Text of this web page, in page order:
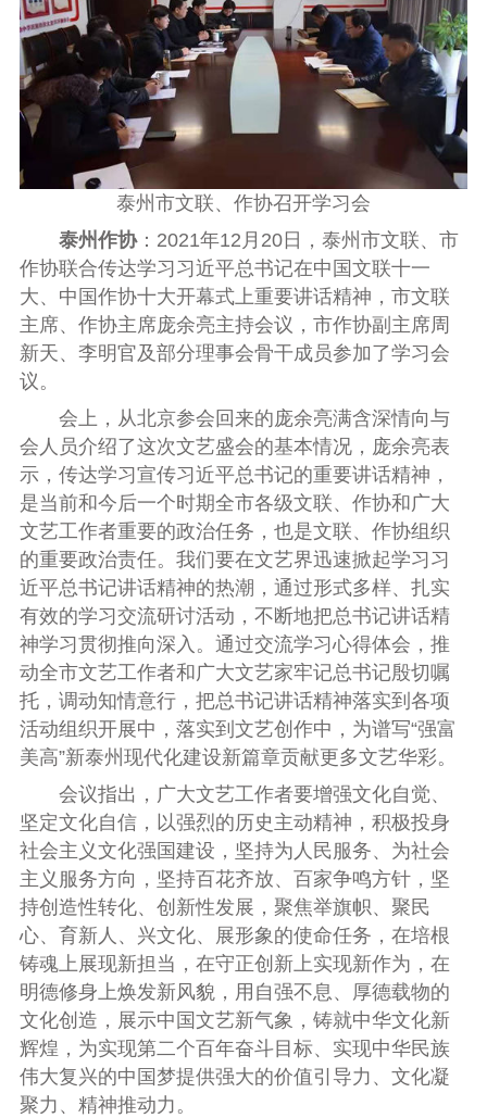
泰州市文联、作协召开学习会
泰州作协： 2021年12 月 20日，泰州市文联、市
作协联合传达学习习近平总书记在中国文联十一
大、中国作协十大开幕式上重要讲话精神，市文联
主席、作协主席庞余亮主持会议，市作协副主席周
新天、李明官及部分理事会骨干成员参加了学习会
议。
会上，从北京参会回来的庞余亮满含深情向与
会人员介绍了这次文艺盛会的基本情况，庞余亮表
示，传达学习宣传习近平总书记的重要讲话精神，
是当前和今后一个时期全市各级文联、作协和广大
文艺工作者重要的政治任务，也是文联、作协组织
的重要政治责任。我们要在文艺界迅速掀起学习习
近平总书记讲话精神的热潮，通过形式多样、扎实
有效的学习交流研讨活动，不断地把总书记讲话精
神学习贯彻推向深入。通过交流学习心得体会，推
动全市文艺工作者和广大文艺家牢记总书记殷切嘱
托，调动知情意行，把总书记讲话精神落实到各项
活动组织开展中，落实到文艺创作中，为谱写“强富
美高”新泰州现代化建设新篇章贡献更多文艺华彩。
会议指出，广大文艺工作者要增强文化自觉、
坚定文化自信，以强烈的历史主动精神，积极投身
社会主义文化强国建设，坚持为人民服务、为社会
主义服务方向，坚持百花齐放、百家争鸣方针，坚
持创造性转化、创新性发展，聚焦举旗帜、聚民
心、育新人、兴文化、展形象的使命任务，在培根
铸魂上展现新担当，在守正创新上实现新作为，在
明德修身上焕发新风貌，用自强不息、厚德载物的
文化创造，展示中国文艺新气象，铸就中华文化新
辉煌，为实现第二个百年奋斗目标、实现中华民族
伟大复兴的中国梦提供强大的价值引导力、文化凝
聚力、精神推动力。